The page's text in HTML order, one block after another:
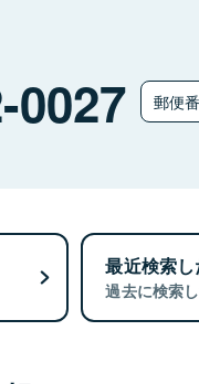
0027 郵便
最近検索
過去に検索